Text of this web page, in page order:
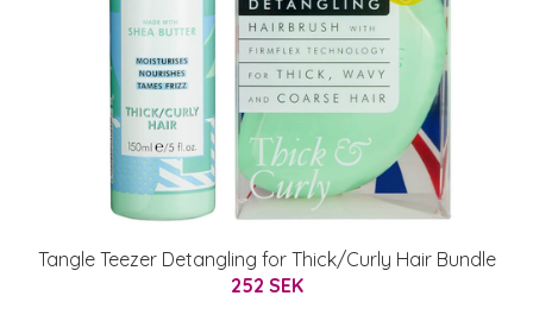
Tangle Teezer Detangling for Thick/Curly Hair Bundle
252 SEK